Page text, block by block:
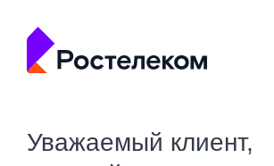
Уважаемый клиент,